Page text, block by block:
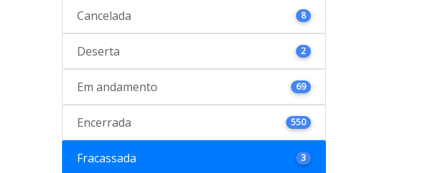
Cancelada 8
Deserta 2
Em andamento 69
Encerrada 550
Fracassada 3